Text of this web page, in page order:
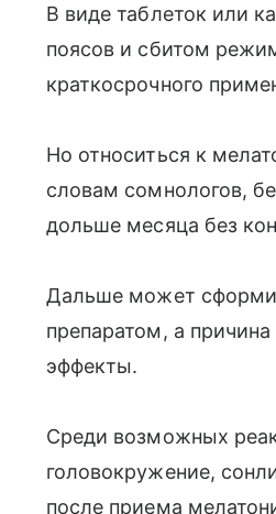
В виде таблеток или
поясов и сбитом
краткосрочного
Но относиться к
словам сомнологов,
дольше месяца без
Дальше может
препаратом, а
эффекты.
Среди возможных
головокружение,
после приема